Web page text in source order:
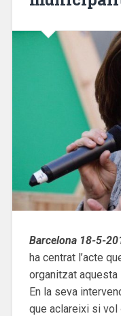
Barcelona 18-5-
ha centrat l’acte
organitzat aquesta
En la seva
que aclareixi si vol